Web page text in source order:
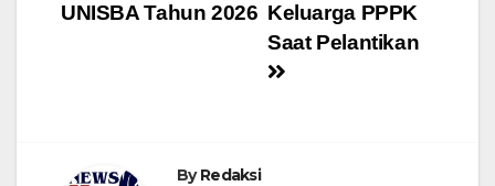
Keluarga PPPK
Saat Pelantikan
UNISBA Tahun 2026
ByRedaksi